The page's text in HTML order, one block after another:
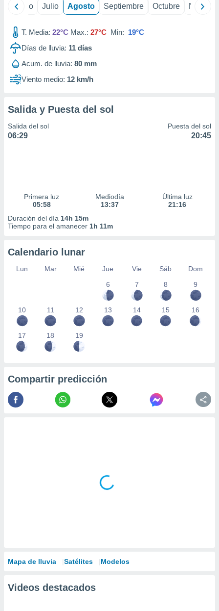
e
mediante
Junio Julio Agosto Septiembre Octubre
T. Media: 22°C Max.: 27°C Min: 19°C
Días de lluvia: 11 días
Acum. de lluvia: 80 mm
Viento medio: 12 km/h
Salida y Puesta del sol
Salida del sol
06:29
Puesta del sol
20:45
Primera luz
05:58
Mediodía
13:37
Última luz
21:16
Duración del día 14h 15m
Tiempo para el amanecer 1h 11m
Calendario lunar
Lun Mar Mié Jue Vie Sáb
Dom
6
7 8 9
10 11 12 13 14 15 16
17 18 19
Compartir predicción
Mapa de lluvia Satélites Modelos
Videos destacados